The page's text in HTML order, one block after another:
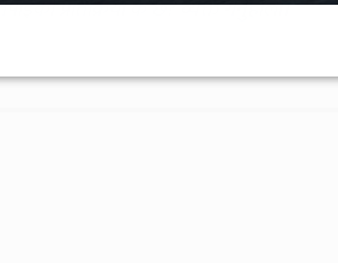
प्रतिक्रिया के छ? व्यक्त गर्नुहोला।